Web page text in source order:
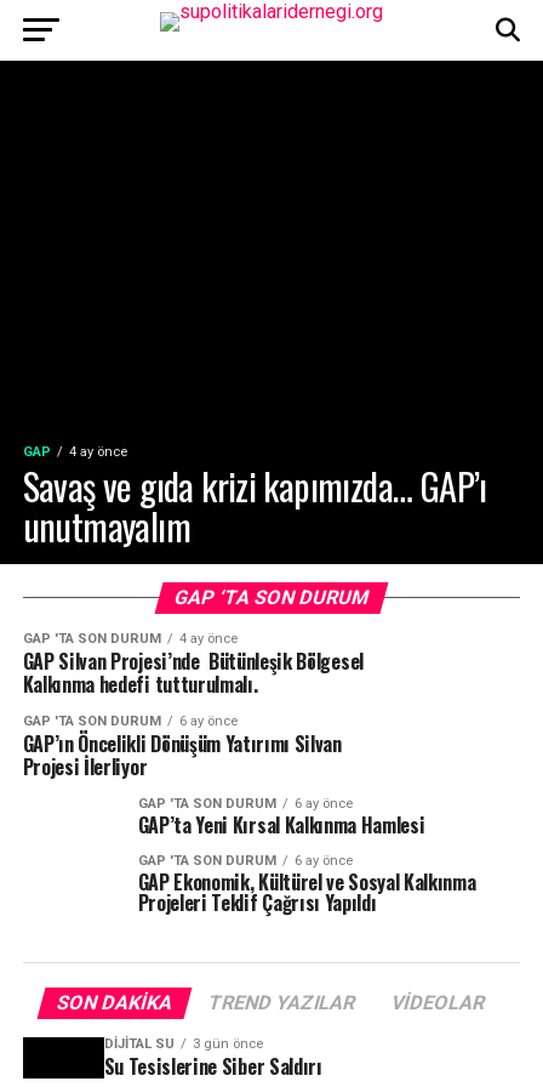
GAP 4 ay önce
Savaş ve gıda krizi kapımızda… GAP’ı
unutmayalım
GAP ‘TA SON DURUM
GAP 'TA SON DURUM 4 ay önce
GAP Silvan Projesi’nde Bütünleşik Bölgesel
Kalkınma hedefi tutturulmalı.
GAP 'TA SON DURUM 6 ay önce
GAP’ın Öncelikli Dönüşüm Yatırımı Silvan
Projesi İlerliyor
GAP 'TA SON DURUM 6 ay önce
GAP’ta Yeni Kırsal Kalkınma Hamlesi
GAP 'TA SON DURUM 6 ay önce
GAP Ekonomik, Kültürel ve Sosyal Kalkınma
Projeleri Teklif Çağrısı Yapıldı
SON DAKIKA TREND YAZILAR VIDEOLAR
DIJITAL SU 3 gün önce
Su Tesislerine Siber Saldırı